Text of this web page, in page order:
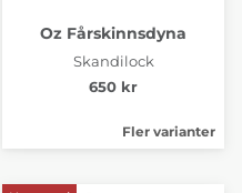
Oz Fårskinnsdyna
Skandilock
650 kr
Fler varianter